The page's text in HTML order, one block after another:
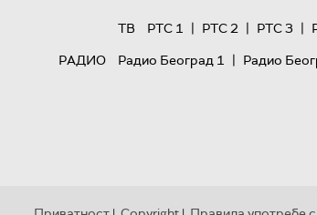
ТВ
РТС 1 | РТС 2 | РТС 3 |
РАДИО
Радио Београд 1 | Радио